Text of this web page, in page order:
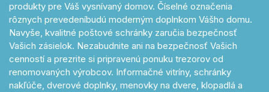
produkty pre Váš vysnívaný domov. Číselné označenia
rôznych prevedeníbudú moderným doplnkom Vášho domu.
Navyše, kvalitné poštové schránky zaručia bezpečnosť
Vašich zásielok. Nezabudnite ani na bezpečnosť Vašich
cenností a prezrite si pripravenú ponuku trezorov od
renomovaných výrobcov. Informačné vitríny, schránky
nakľúče, dverové doplnky, menovky na dvere, klopadlá a